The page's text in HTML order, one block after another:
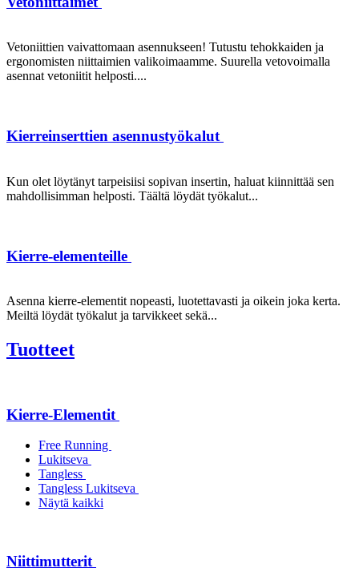
Vetoniittien vaivattomaan asennukseen! Tutustu tehokkaiden ja
ergonomisten niittaimien valikoimaamme. Suurella vetovoimalla
asennat vetoniitit helposti....
Kierreinserttien asennustyökalut
Kun olet löytänyt tarpeisiisi sopivan insertin, haluat kiinnittää sen
mahdollisimman helposti. Täältä löydät työkalut...
Kierre-elementeille
Asenna kierre-elementit nopeasti, luotettavasti ja oikein joka kerta.
Meiltä löydät työkalut ja tarvikkeet sekä...
Tuotteet
Kierre-Elementit
Free Running
Lukitseva
Tangless
Tangless Lukitseva
Näytä kaikki
Niittimutterit